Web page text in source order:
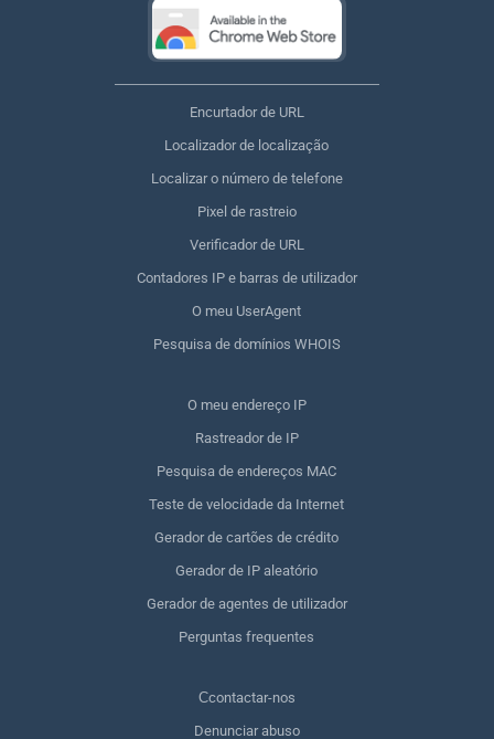
Encurtador de URL
Localizador de localização
Localizar o número de telefone
Pixel de rastreio
Verificador de URL
Contadores IP e barras de utilizador
O meu UserAgent
Pesquisa de domínios WHOIS
O meu endereço IP
Rastreador de IP
Pesquisa de endereços MAC
Teste de velocidade da Internet
Gerador de cartões de crédito
Gerador de IP aleatório
Gerador de agentes de utilizador
Perguntas frequentes
Сcontactar-nos
Denunciar abuso